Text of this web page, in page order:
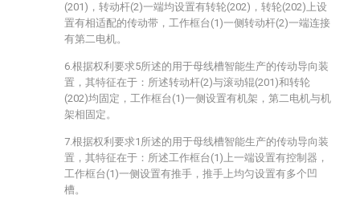
(201)，转动杆(2)一端均设置有转轮(202)，转轮(202)上设
置有相适配的传动带，工作框台(1)一侧转动杆(2)一端连接
有第二电机。
6.根据权利要求5所述的用于母线槽智能生产的传动导向装
置，其特征在于：所述转动杆(2)与滚动辊(201)和转轮
(202)均固定，工作框台(1)一侧设置有机架，第二电机与机
架相固定。
7.根据权利要求1所述的用于母线槽智能生产的传动导向装
置，其特征在于：所述工作框台(1)上一端设置有控制器，
工作框台(1)一侧设置有推手，推手上均匀设置有多个凹
槽。